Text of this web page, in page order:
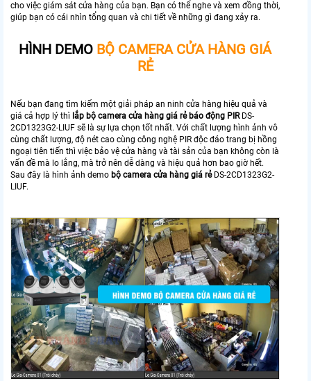
cho việc giám sát cửa hàng của bạn. Bạn có thể nghe và xem đồng thời,
giúp bạn có cái nhìn tổng quan và chi tiết về những gì đang xảy ra.
HÌNH DEMO BỘ CAMERA CỬA HÀNG GIÁ
RẺ
Nếu bạn đang tìm kiếm một giải pháp an ninh cửa hàng hiệu quả và
giá cả hợp lý thì lắp bộ camera cửa hàng giá rẻ báo động PIRDS-
2CD1323G2-LIUF sẽ là sự lựa chọn tốt nhất. Với chất lượng hình ảnh vô
cùng chất lượng, độ nét cao cùng công nghệ PIR độc đáo trang bị hồng
ngoại tiên tiến thì việc bảo vệ cửa hàng và tài sản của bạn không còn là
vấn đề mà lo lắng, mà trở nên dễ dàng và hiệu quả hơn bao giờ hết.
Sau đây là hình ảnh demo bộ camera cửa hàng giá rẻDS-2CD1323G2-
LIUF.